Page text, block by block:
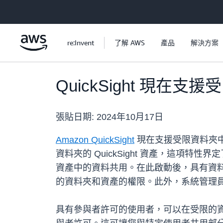
re:Invent 了解 AWS 產品 解決方案
QuickSight 現在支援
張貼日期: 2024年10月17日
Amazon QuickSight 現在支援受限資料夾
資料夾的 QuickSight 資產，這項特性界
資產中的資料共用。在此啟動後，具有資
的資料夾和資產的權限。此外，系統管
具有參與者許可的使用者，可以在受限的